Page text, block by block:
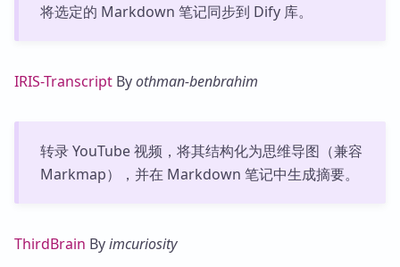
将选定的 Markdown 笔记同步到 Dify 库。
IRIS-Transcript Byothman-benbrahim
转录 YouTube 视频，将其结构化为思维导图（兼容
Markmap），并在 Markdown 笔记中生成摘要。
ThirdBrain Byimcuriosity